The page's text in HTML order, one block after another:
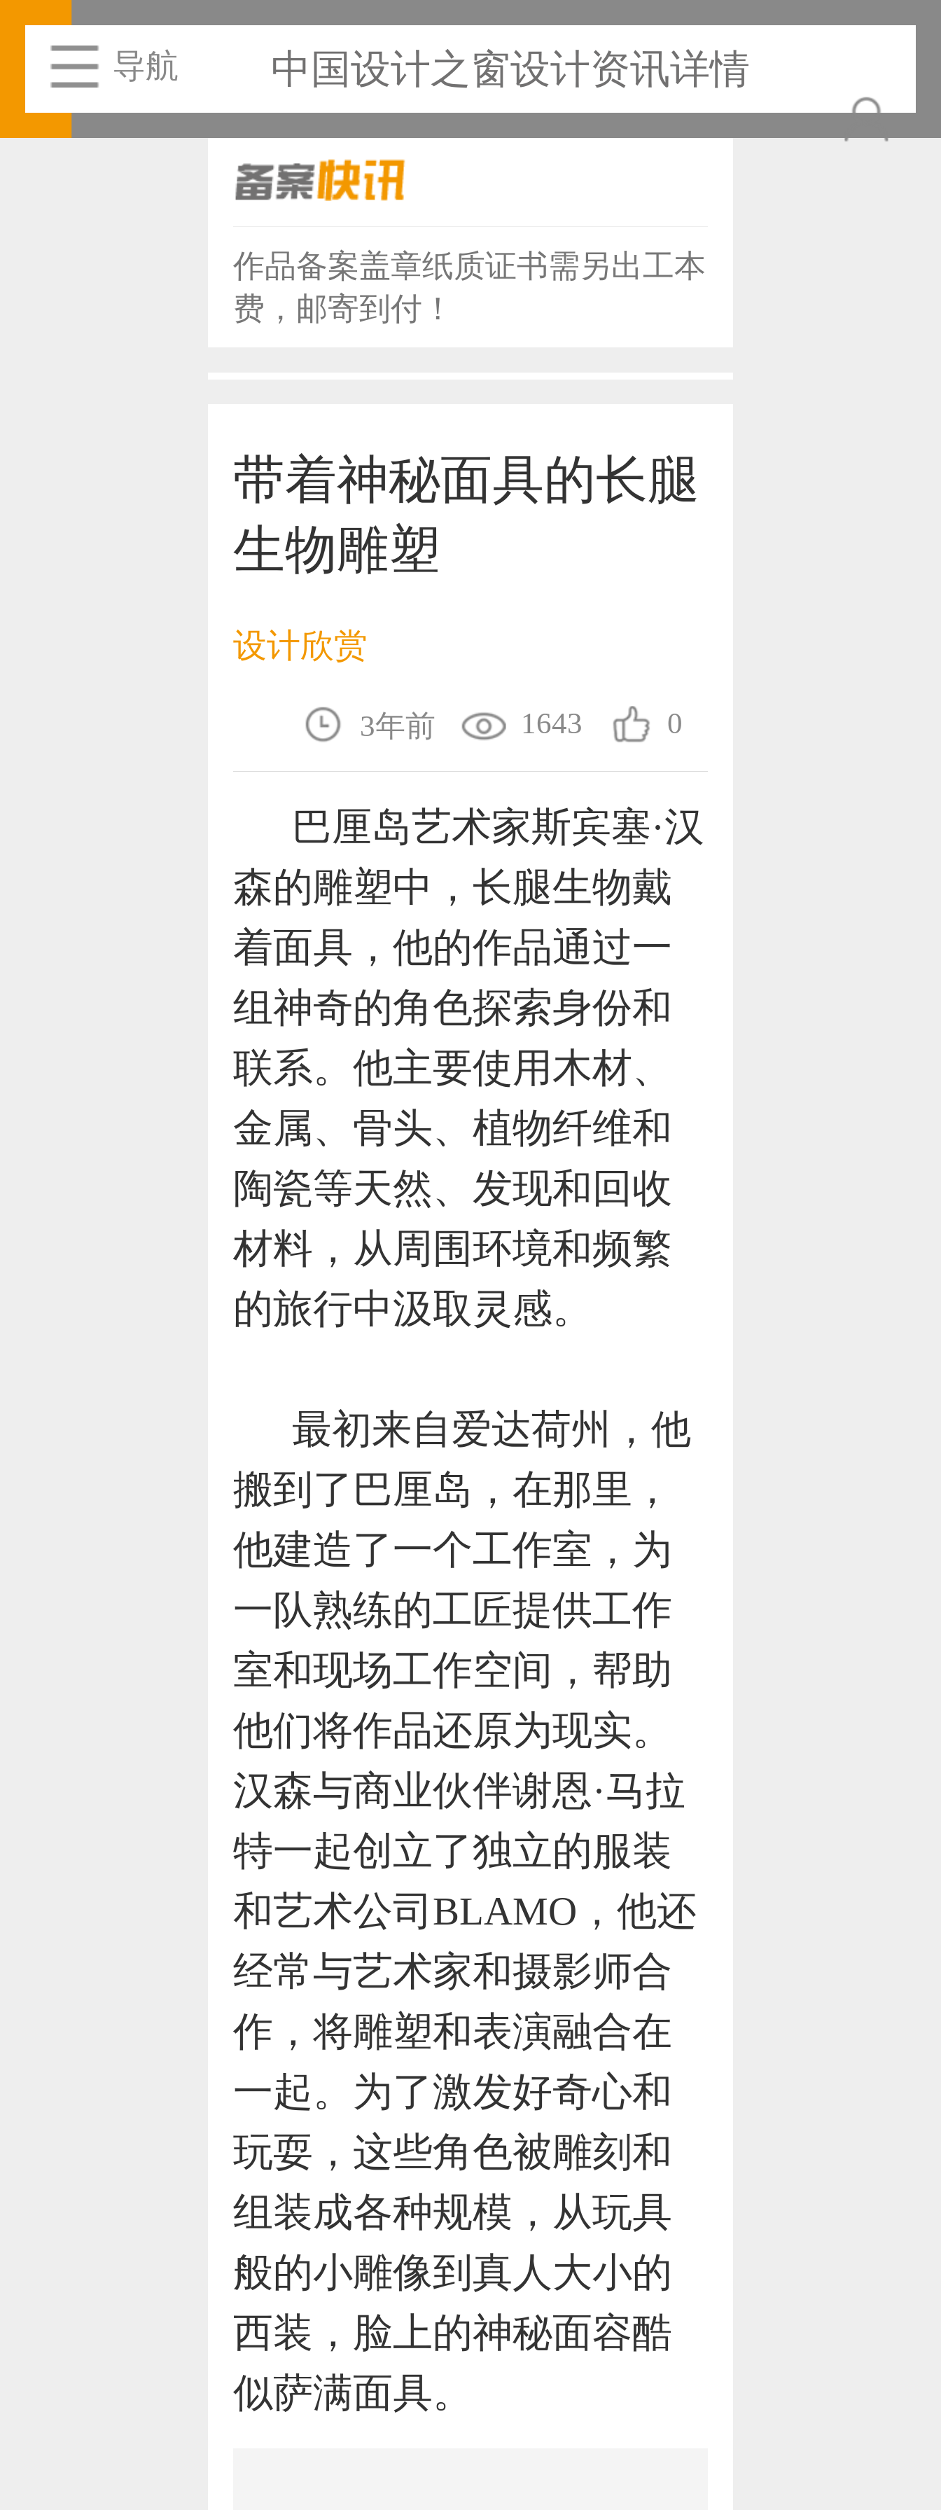
导航 中国设计之窗设计资讯详情
恭喜133****8874用户作品已成功备案！
恭喜133****9020用户作品已成功备案！
恭喜136****9807用户作品已成功备案！
恭喜159****4930用户作品已成功备案！
恭喜150****6483用户作品已成功备案！
恭喜159****4201用户作品已成功备案！
恭喜133****6466用户作品已成功备案！
恭喜131****1475用户作品已成功备案！
更多
作品备案盖章纸质证书需另出工本
费，邮寄到付！
带着神秘面具的长腿
生物雕塑
设计欣赏
3年前 1643 0
巴厘岛艺术家斯宾塞·汉
森的雕塑中，长腿生物戴
着面具，他的作品通过一
组神奇的角色探索身份和
联系。他主要使用木材、
金属、骨头、植物纤维和
陶瓷等天然、发现和回收
材料，从周围环境和频繁
的旅行中汲取灵感。
最初来自爱达荷州，他
搬到了巴厘岛，在那里，
他建造了一个工作室，为
一队熟练的工匠提供工作
室和现场工作空间，帮助
他们将作品还原为现实。
汉森与商业伙伴谢恩·马拉
特一起创立了独立的服装
和艺术公司BLAMO，他还
经常与艺术家和摄影师合
作，将雕塑和表演融合在
一起。为了激发好奇心和
玩耍，这些角色被雕刻和
组装成各种规模，从玩具
般的小雕像到真人大小的
西装，脸上的神秘面容酷
似萨满面具。